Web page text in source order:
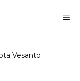
Vesanto